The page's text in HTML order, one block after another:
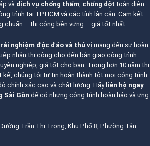
và dịch vụ chống thấm, chống dột toàn diện
trình tại TP.HCM và các tỉnh lân cận. Cam kết
chuẩn – thi công bền vững – giá tốt nhất.
nghiệm độc đáo và thú vị mang đến sự hoàn
nhận thi công cho đến bàn giao công trình
nghiệp, giá tốt cho bạn. Trong hơn 10 năm thi
kế, chúng tôi tự tin hoàn thành tốt mọi công trình
chính xác cao và chất lượng. Hãy liên hệ ngay
Sài Gòn để có những công trình hoàn hảo và ưng
Trần Thị Trọng, Khu Phố 8, Phường Tân